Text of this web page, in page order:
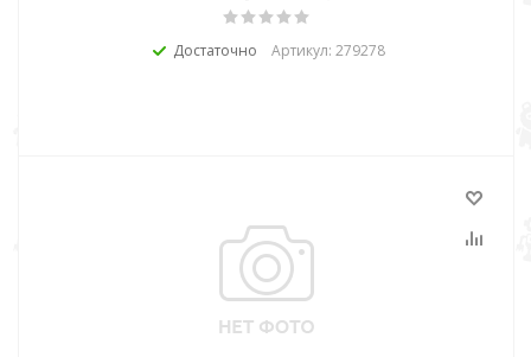
Достаточно Артикул: 279278